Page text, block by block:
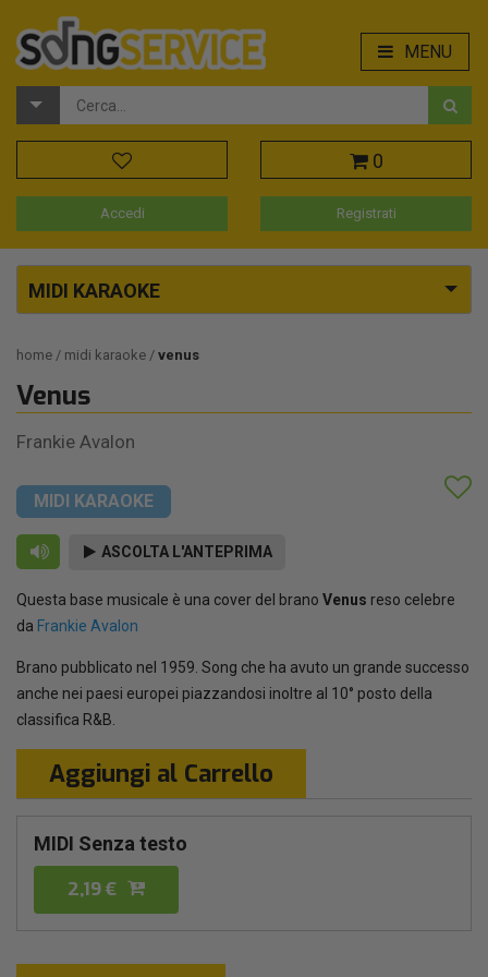
MENU
0
Accedi Registrati
MIDI KARAOKE
home midi karaoke venus
Venus
Frankie Avalon
MIDI KARAOKE
ASCOLTA L'ANTEPRIMA
Questa base musicale è una cover del brano Venus reso celebre
da Frankie Avalon
Brano pubblicato nel 1959. Song che ha avuto un grande successo
anche nei paesi europei piazzandosi inoltre al 10° posto della
classifica R&B.
Aggiungi al Carrello
MIDI Senza testo
2,19 €